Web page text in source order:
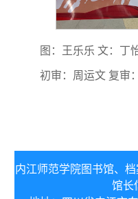
图：王乐乐 文：丁
初审：周运文 复审
内江师范学院图书馆、 档
馆长信